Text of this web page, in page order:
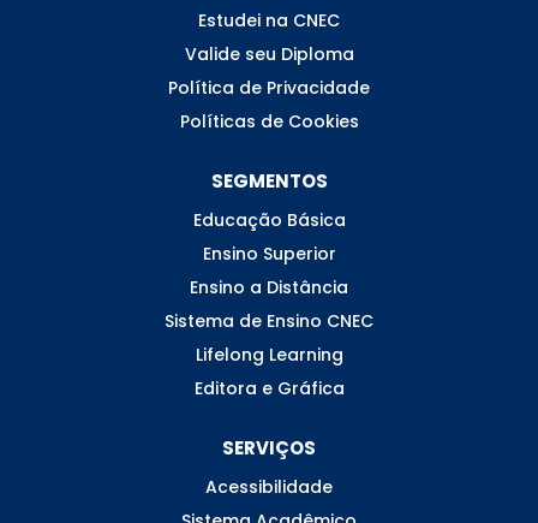
Estudei na CNEC
Valide seu Diploma
Política de Privacidade
Políticas de Cookies
SEGMENTOS
Educação Básica
Ensino Superior
Ensino a Distância
Sistema de Ensino CNEC
Lifelong Learning
Editora e Gráfica
SERVIÇOS
Acessibilidade